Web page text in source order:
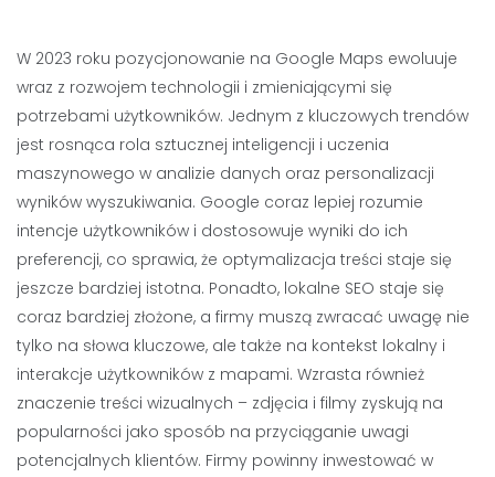
W 2023 roku pozycjonowanie na Google Maps ewoluuje
wraz z rozwojem technologii i zmieniającymi się
potrzebami użytkowników. Jednym z kluczowych trendów
jest rosnąca rola sztucznej inteligencji i uczenia
maszynowego w analizie danych oraz personalizacji
wyników wyszukiwania. Google coraz lepiej rozumie
intencje użytkowników i dostosowuje wyniki do ich
preferencji, co sprawia, że optymalizacja treści staje się
jeszcze bardziej istotna. Ponadto, lokalne SEO staje się
coraz bardziej złożone, a firmy muszą zwracać uwagę nie
tylko na słowa kluczowe, ale także na kontekst lokalny i
interakcje użytkowników z mapami. Wzrasta również
znaczenie treści wizualnych – zdjęcia i filmy zyskują na
popularności jako sposób na przyciąganie uwagi
potencjalnych klientów. Firmy powinny inwestować w